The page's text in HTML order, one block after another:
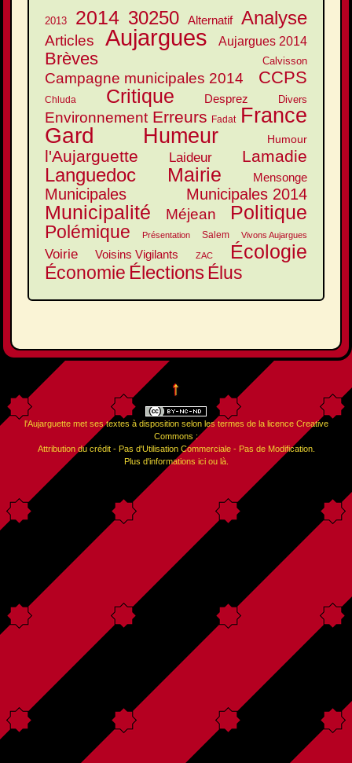
2013 2014 30250 Alternatif Analyse
Articles Aujargues Aujargues 2014
Brèves Calvisson
Campagne municipales 2014 CCPS
Chluda Critique Desprez Divers
Environnement Erreurs Fadat France
Gard Humeur Humour
l'Aujarguette Laideur Lamadie
Languedoc Mairie Mensonge
Municipales Municipales 2014
Municipalité Méjean Politique
Polémique Présentation Salem Vivons Aujargues
Voirie Voisins Vigilants ZAC Écologie
Économie ÉlectionsÉlus
↑
l'Aujarguettemet ses textes à disposition selon les termes de la licence Creative
Commons :
Attribution du crédit - Pas d'Utilisation Commerciale - Pas de Modification.
Plus d'informations iciou là.